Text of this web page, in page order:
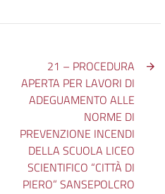
21 – PROCEDURA
APERTA PER LAVORI DI
ADEGUAMENTO ALLE
NORME DI
PREVENZIONE INCENDI
DELLA SCUOLA LICEO
SCIENTIFICO “CITTÀ DI
PIERO” SANSEPOLCRO